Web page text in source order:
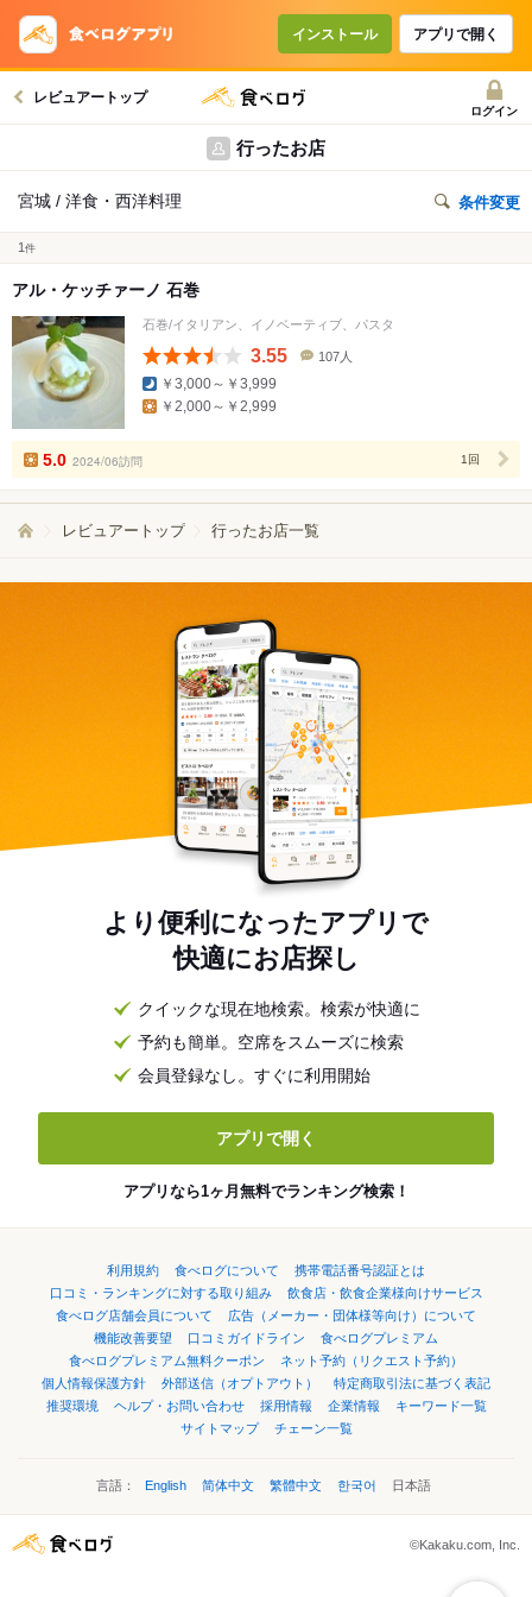
インストール アプリで開く
レビュアートップ
ログイン
行ったお店
宮城 / 洋食・西洋料理 条件変更
1 件
アル・ケッチァーノ 石巻
石巻/イタリアン、イノベーティブ、パスタ
3.55
数
107人
￥3,000～￥3,999
￥2,000～￥2,999
5.0 2024/06訪問 1回
レビュアートップ 行ったお店一覧
より便利になったアプリで
快適にお店探し
クイックな現在地検索。検索が快適に
予約も簡単。空席をスムーズに検索
会員登録なし。すぐに利用開始
アプリで開く
アプリなら1ヶ月無料でランキング検索！
利用規約 食べログについて
携帯電話番号認証とは
口コミ・ランキングに対する取り組み
飲食店・飲食企業様向けサービス
食べログ店舗会員について
広告（メーカー・団体様等向け）について
機能改善要望
口コミガイドライン
食べログプレミアム
食べログプレミアム無料クーポン
ネット予約（リクエスト予約）
個人情報保護方針
外部送信（オプトアウト）
特定商取引法に基づく表記
推奨環境
ヘルプ・お問い合わせ 採用情報 企業情報
キーワード一覧
サイトマップ
チェーン一覧
言語： English 简体中文 繁體中文 한국어 日本語
©Kakaku.com, Inc.